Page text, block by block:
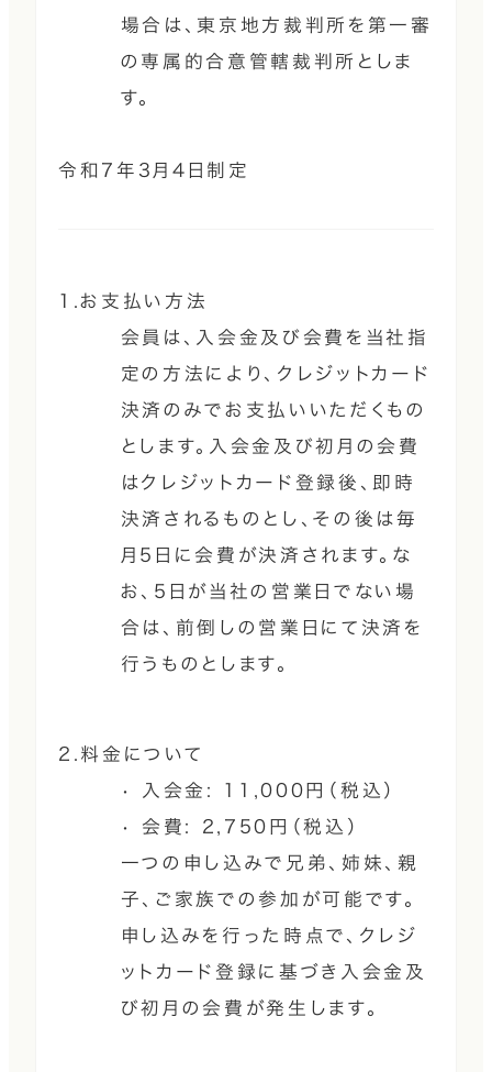
場合は、東京地方裁判所を第一審
の専属的合意管轄裁判所としま
す。
令和7年3月4日制定
1.お支払い方法
会員は、入会金及び会費を当社指
定の方法により、クレジットカード
決済のみでお支払いいただくもの
とします。入会金及び初月の会費
はクレジットカード登録後、即時
決済されるものとし、その後は毎
月5日に会費が決済されます。な
お、5日が当社の営業日でない場
合は、前倒しの営業日にて決済を
行うものとします。
2.料金について
• 入会金: 11,000円（税込）
• 会費: 2,750円（税込）
一つの申し込みで兄弟、姉妹、親
子、ご家族での参加が可能です。
申し込みを行った時点で、クレジ
ットカード登録に基づき入会金及
び初月の会費が発生します。